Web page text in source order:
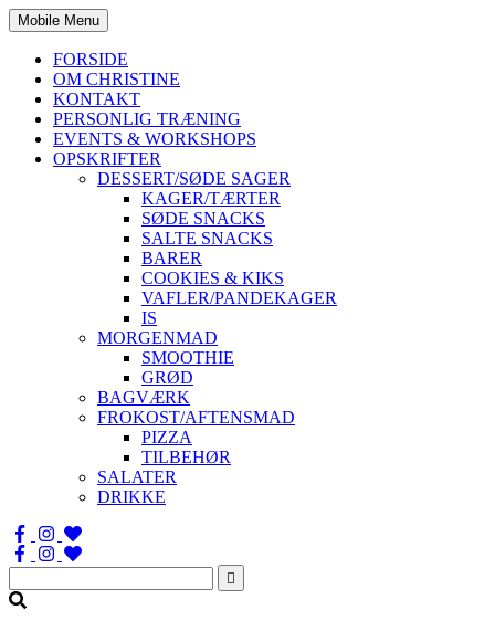
Mobile Menu
FORSIDE
OM CHRISTINE
KONTAKT
PERSONLIG TRÆNING
EVENTS & WORKSHOPS
OPSKRIFTER
DESSERT/SØDE SAGER
KAGER/TÆRTER
SØDE SNACKS
SALTE SNACKS
BARER
COOKIES & KIKS
VAFLER/PANDEKAGER
IS
MORGENMAD
SMOOTHIE
GRØD
BAGVÆRK
FROKOST/AFTENSMAD
PIZZA
TILBEHØR
SALATER
DRIKKE
Søg
efter: